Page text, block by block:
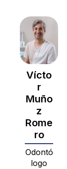
Vícto
r
Muño
z
Rome
ro
Odontó
logo